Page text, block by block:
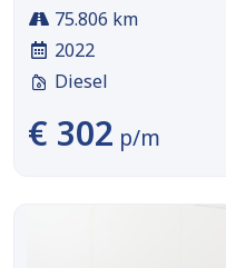
75.806 km
2022
Diesel
€ 302 p/m